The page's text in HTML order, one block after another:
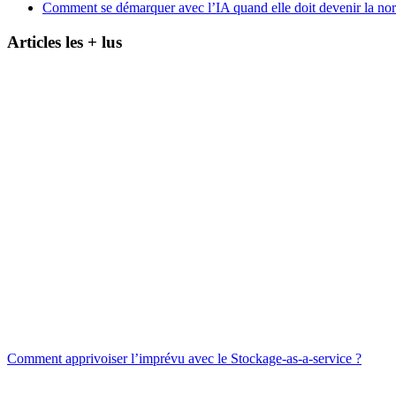
Comment se démarquer avec l’IA quand elle doit devenir la
Articles les + lus
Comment apprivoiser l’imprévu avec le Stockage-as-a-service ?